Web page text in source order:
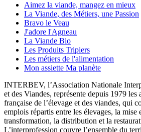
Aimez la viande, mangez en mieux
La Viande, des Métiers, une Passion
Bravo le Veau
J'adore l'Agneau
La Viande Bio
Les Produits Tripiers
Les métiers de l'alimentation
Mon assiette Ma planète
INTERBEV, l’Association Nationale
et des Viandes, représente depuis 1979 les
française de l’élevage et des viandes, qui
emplois répartis entre les élevages, la mise
transformation, la distribution et la
L’interprofession couvre l’ensemble du